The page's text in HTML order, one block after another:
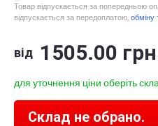
Товар відпускається за попередньою
відпускається за передоплатою, обміну
від 1505.00
для уточнення ціни оберіть
Склад не обрано.